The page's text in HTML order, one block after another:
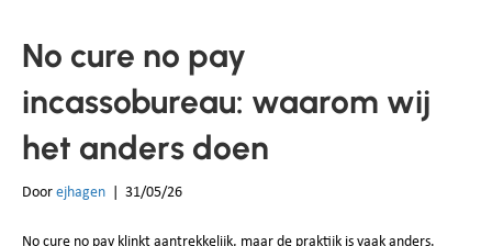
No cure no pay
incassobureau: waarom wij
het anders doen
Door ejhagen 31/05/26
No cure no pay klinkt aantrekkelijk, maar de praktijk is vaak anders.